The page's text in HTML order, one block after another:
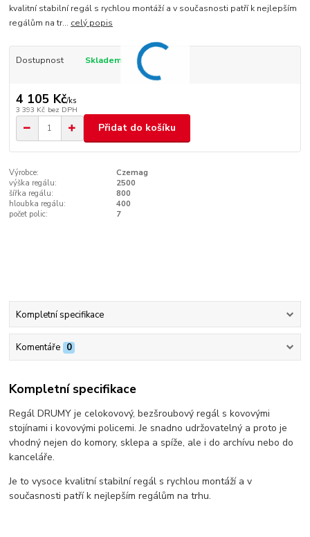
kvalitní stabilní regál s rychlou montáží a v současnosti patří k nejlepším
regálům na tr... celý popis
Dostupnost Skladem
4 105 Kč/ks
3 393 Kč bez DPH
Přidat do košíku
Výrobce:
Czemag
výška regálu:
2500
šířka regálu:
800
hloubka regálu:
400
počet polic:
7
Kompletní specifikace
Komentáře 0
Kompletní specifikace
Regál DRUMY je celokovový, bezšroubový regál s kovovými
stojínami i kovovými policemi. Je snadno udržovatelný a proto je
vhodný nejen do komory, sklepa a spíže, ale i do archívu nebo do
kanceláře.
Je to vysoce kvalitní stabilní regál s rychlou montáží a v
současnosti patří k nejlepším regálům na trhu.